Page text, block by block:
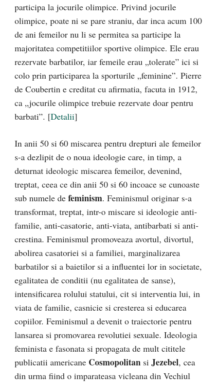
participa la jocurile olimpice. Privind jocurile
olimpice, poate ni se pare straniu, dar inca acum 100
de ani femeilor nu li se permitea sa participe la
majoritatea competitiilor sportive olimpice. Ele erau
rezervate barbatilor, iar femeile erau „tolerate” ici si
colo prin participarea la sporturile „feminine”. Pierre
de Coubertin e creditat cu afirmatia, facuta in 1912,
ca „jocurile olimpice trebuie rezervate doar pentru
barbati”. [Detalii]
In anii 50 si 60 miscarea pentru drepturi ale femeilor
s-a dezlipit de o noua ideologie care, in timp, a
deturnat ideologic miscarea femeilor, devenind,
treptat, ceea ce din anii 50 si 60 incoace se cunoaste
sub numele de feminism. Feminismul originar s-a
transformat, treptat, intr-o miscare si ideologie anti-
familie, anti-casatorie, anti-viata, antibarbati si anti-
crestina. Feminismul promoveaza avortul, divortul,
abolirea casatoriei si a familiei, marginalizarea
barbatilor si a baietilor si a influentei lor in societate,
egalitatea de conditii (nu egalitatea de sanse),
intensificarea rolului statului, cit si interventia lui, in
viata de familie, casnicie si cresterea si educarea
copiilor. Feminismul a devenit o traiectorie pentru
lansarea si promovarea revolutiei sexuale. Ideologia
feminista e fasonata si propagata de mult cititele
publicatii americane Cosmopolitan si Jezebel, cea
din urma fiind o imparateasa vicleana din Vechiul